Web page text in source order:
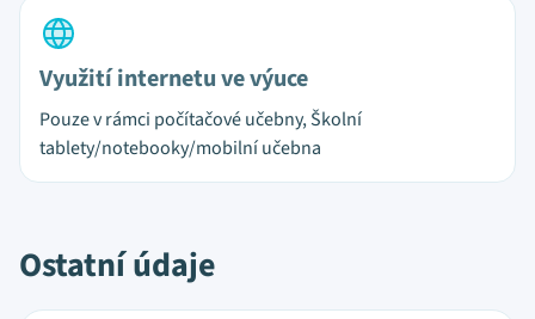
Využití internetu ve výuce
Pouze v rámci počítačové učebny, Školní
tablety/notebooky/mobilní učebna
Ostatní údaje